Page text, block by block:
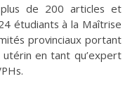
de 200 articles et
étudiants à la Maîtrise
provinciaux portant
en tant qu’expert